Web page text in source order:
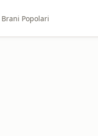
Brani Popolari